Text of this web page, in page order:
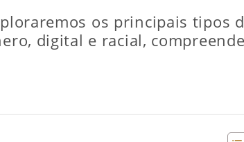
os principais tipos
digital e racial,